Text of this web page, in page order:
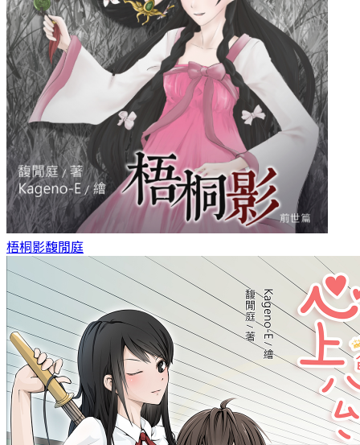
梧桐影馥閒庭